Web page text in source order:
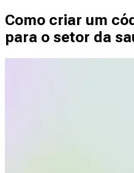
Como criar um
para o setor da